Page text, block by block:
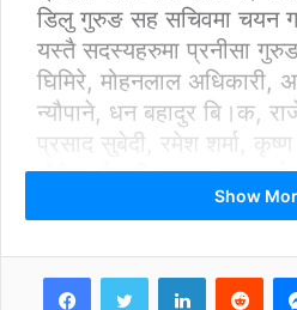
डिलु गुरुङ सह सचिवमा चयन
यस्तै सदस्यहरुमा प्रनीसा
घिमिरे, मोहनलाल अधिकारी,
न्यौपाने, धन बहादुर बि।क,
प्रसाद सुबेदी, रमेश शर्मा,
पौडेल, ईश्वरी प्रसाद
Show
LinkedIn